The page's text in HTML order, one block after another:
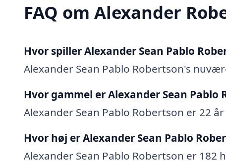
FAQ om Alexander
Hvor spiller Alexander Sean Pablo
Alexander Sean Pablo Robertson's
Hvor gammel er Alexander Sean Pablo
Alexander Sean Pablo Robertson er 22
Hvor høj er Alexander Sean Pablo
Alexander Sean Pablo Robertson er 182